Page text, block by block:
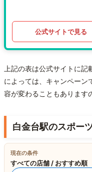
公式サイトで見る
上記の表は公式サイトに記
によっては、キャンペーン
容が変わることもあります
白金台駅のスポー
現在の条件
すべての店舗 / おすすめ順